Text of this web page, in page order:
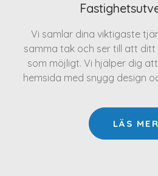
Vi samlar dina viktigaste
samma tak och ser till att
som möjligt. Vi hjälper dig
hemsida med snygg design
LÄS MER